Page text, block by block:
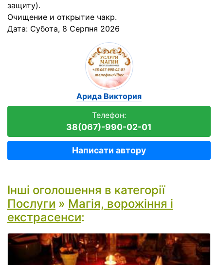
защиту).
Очищение и открытие чакр.
Дата: Субота, 8 Серпня 2026
Арида Виктория
Телефон:
38(067)-990-02-01
Написати автору
Інші оголошення в категорії
Послуги » Магія, ворожіння і
екстрасенси: